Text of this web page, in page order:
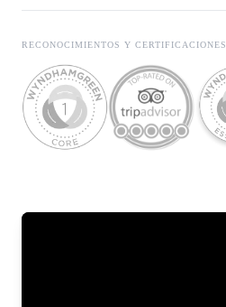
RECONOCIMIENTOS Y CERTIFICACIONES